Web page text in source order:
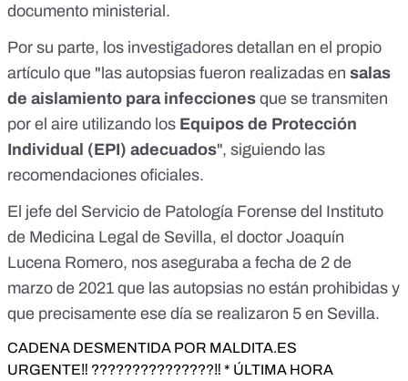
documento ministerial.
Por su parte, los investigadores detallan en el propio
artículo que "las autopsias fueron realizadas en salas
de aislamiento para infecciones que se transmiten
por el aire utilizando los Equipos de Protección
Individual (EPI) adecuados", siguiendo las
recomendaciones oficiales.
El jefe del Servicio de Patología Forense del Instituto
de Medicina Legal de Sevilla, el doctor Joaquín
Lucena Romero, nos aseguraba a fecha de 2 de
marzo de 2021 que las autopsias no están prohibidas y
que precisamente ese día se realizaron 5 en Sevilla.
CADENA DESMENTIDA POR MALDITA.ES
URGENTE‼️ ???????????????‼️ * ÚLTIMA HORA